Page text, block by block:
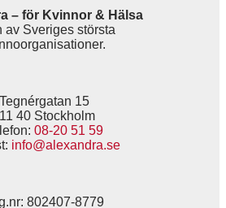
– för Kvinnor & Hälsa
av Sveriges största
Tegnérgatan 15
40 Stockholm
08-20 51 59
info@alexandra.se
802407-8779